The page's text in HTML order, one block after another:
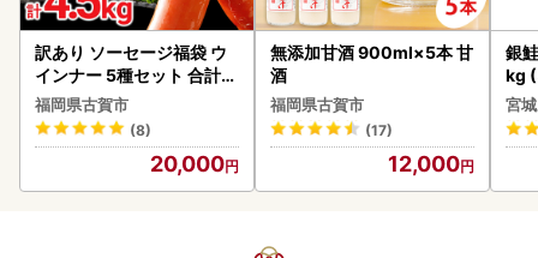
訳あり ソーセージ福袋 ウ
インナー 5種セット 合計4.
5kg ソーセージ
福岡県古賀市
(8)
20,000
無添加甘酒 900ml×5本 甘
酒
福岡県古賀市
(17)
12,000
銀
kg
宮